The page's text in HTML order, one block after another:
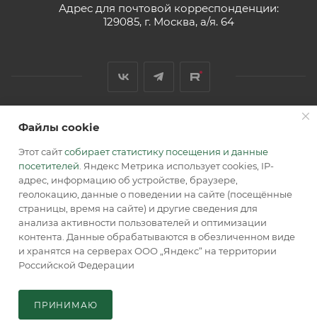
Адрес для почтовой корреспонденции:
129085, г. Москва, а/я. 64
2026 © Обращаем Ваше внимание на то, что вся
информация, размещенная на сайте, носит
информационный характер и не является публичной
офертой, определяемой положениями Статьи 437 (2) ГК РФ.
Файлы cookie
Этот сайтсобирает статистику посещения и данные
посетителей . Яндекс Метрика использует cookies, IP-
адрес, информацию об устройстве, браузере,
геолокацию, данные о поведении на сайте (посещённые
страницы, время на сайте) и другие сведения для
анализа активности пользователей и оптимизации
контента. Данные обрабатываются в обезличенном виде
и хранятся на серверах ООО „Яндекс“ на территории
Российской Федерации
ПРИНИМАЮ
Главная
Кабинет